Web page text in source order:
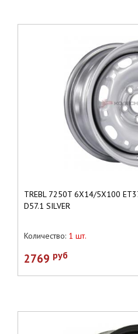
TREBL 7250T 6X14/5X100
D57.1 SILVER
Количество: 1 шт.
2769 руб